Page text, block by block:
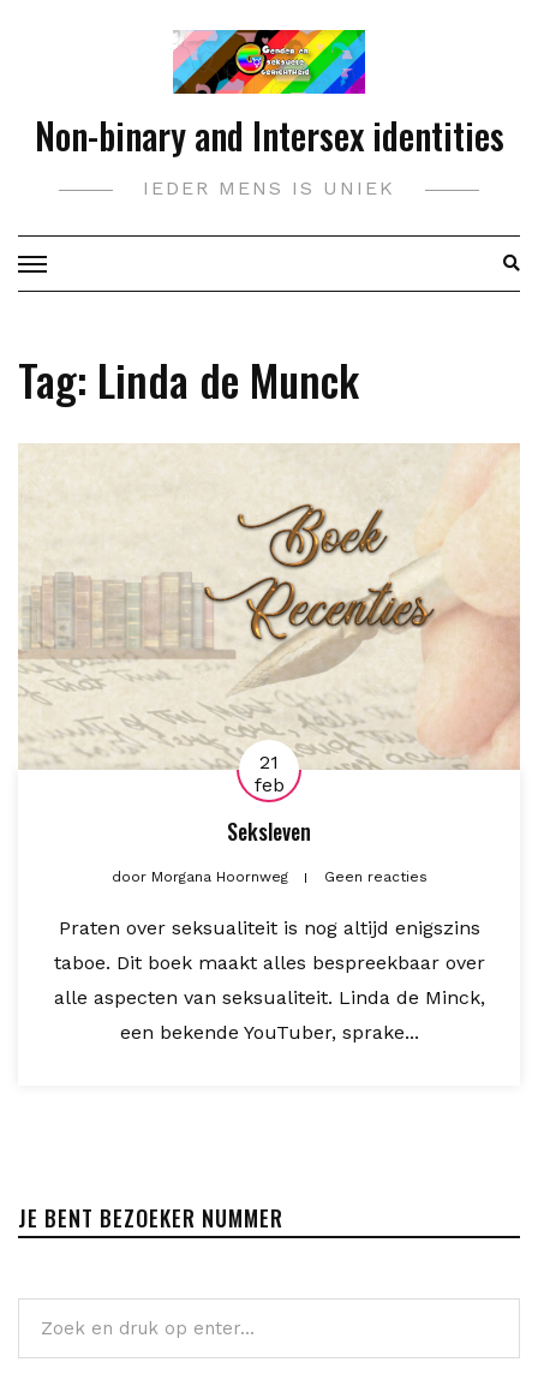
Non-binary and Intersex identities
IEDER MENS IS UNIEK
Tag: Linda de Munck
21
feb
Seksleven
doorMorgana Hoornweg Geen reacties
Praten over seksualiteit is nog altijd enigszins
taboe. Dit boek maakt alles bespreekbaar over
alle aspecten van seksualiteit. Linda de Minck,
een bekende YouTuber, sprake...
JE BENT BEZOEKER NUMMER